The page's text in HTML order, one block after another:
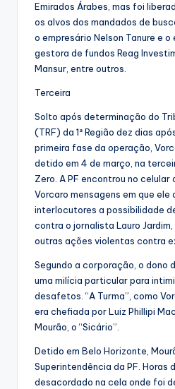
Emirados Árabes, mas foi
os alvos dos mandados de
o empresário Nelson Tanure e
gestora de fundos Reag
Mansur, entre outros.
Terceira
Solto após determinação do
(TRF) da 1ª Região dez dias
primeira fase da operação,
detido em 4 de março, na
Zero. A PF encontrou no celular
Vorcaro mensagens em que ele
interlocutores a possibilidade
contra o jornalista Lauro
outras ações violentas contra
Segundo a corporação, o dono
uma milícia particular para
desafetos. “A Turma”, como
era chefiada por Luiz Phillipi
Mourão, o “Sicário”.
Detido em Belo Horizonte,
Superintendência da PF. Horas
desacordado na cela onde foi